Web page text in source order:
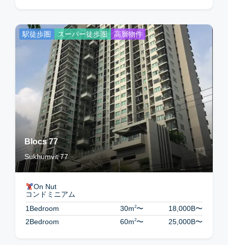
駅徒歩圏 スーパー徒歩圏 高層物件
Blocs 77
Sukhumvit 77
On Nut
コンドミニアム
1Bedroom
30m2〜 18,000B〜
2Bedroom
60m2〜 25,000B〜